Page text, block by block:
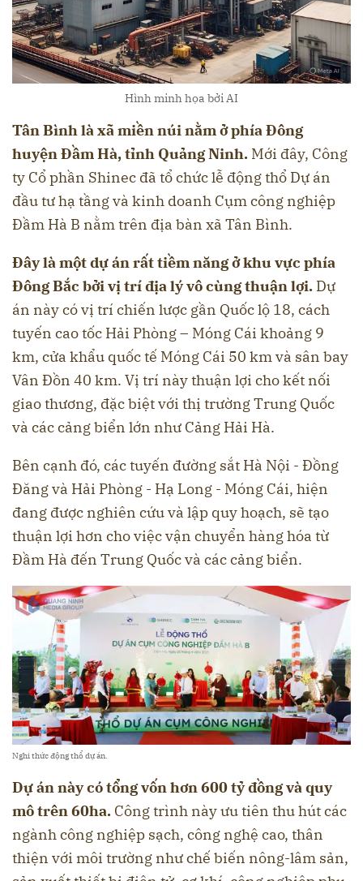
Hình minh họa bởi AI
Tân Bình là xã miền núi nằm ở phía Đông
huyện Đầm Hà, tỉnh Quảng Ninh. Mới đây, Công
ty Cổ phần Shinec đã tổ chức lễ động thổ Dự án
đầu tư hạ tầng và kinh doanh Cụm công nghiệp
Đầm Hà B nằm trên địa bàn xã Tân Bình.
Đây là một dự án rất tiềm năng ở khu vực phía
Đông Bắc bởi vị trí địa lý vô cùng thuận lợi. Dự
án này có vị trí chiến lược gần Quốc lộ 18, cách
tuyến cao tốc Hải Phòng – Móng Cái khoảng 9
km, cửa khẩu quốc tế Móng Cái 50 km và sân bay
Vân Đồn 40 km. Vị trí này thuận lợi cho kết nối
giao thương, đặc biệt với thị trường Trung Quốc
và các cảng biển lớn như Cảng Hải Hà.
Bên cạnh đó, các tuyến đường sắt Hà Nội - Đồng
Đăng và Hải Phòng - Hạ Long - Móng Cái, hiện
đang được nghiên cứu và lập quy hoạch, sẽ tạo
thuận lợi hơn cho việc vận chuyển hàng hóa từ
Đầm Hà đến Trung Quốc và các cảng biển.
Nghi thức động thổ dự án.
Dự án này có tổng vốn hơn 600 tỷ đồng và quy
mô trên 60ha. Công trình này ưu tiên thu hút các
ngành công nghiệp sạch, công nghệ cao, thân
thiện với môi trường như chế biến nông-lâm sản,